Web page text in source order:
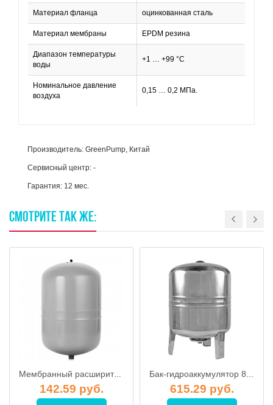
Материал фланца оцинкованная сталь
Материал мембраны EPDM резина
Диапазон температуры
воды
+1 … +99 °С
Номинальное давление
воздуха
0,15 … 0,2 МПа.
Производитель: GreenPump, Китай
Сервисный центр: -
Гарантия: 12 мес.
СМОТРИТЕ ТАКЖЕ:
Мембранный расширительный бак NG 25, REFLEX
142.59 руб.
Бак-гидроаккумулятор 80л вертикальный INOX, UNIPUMP
615.29 руб.